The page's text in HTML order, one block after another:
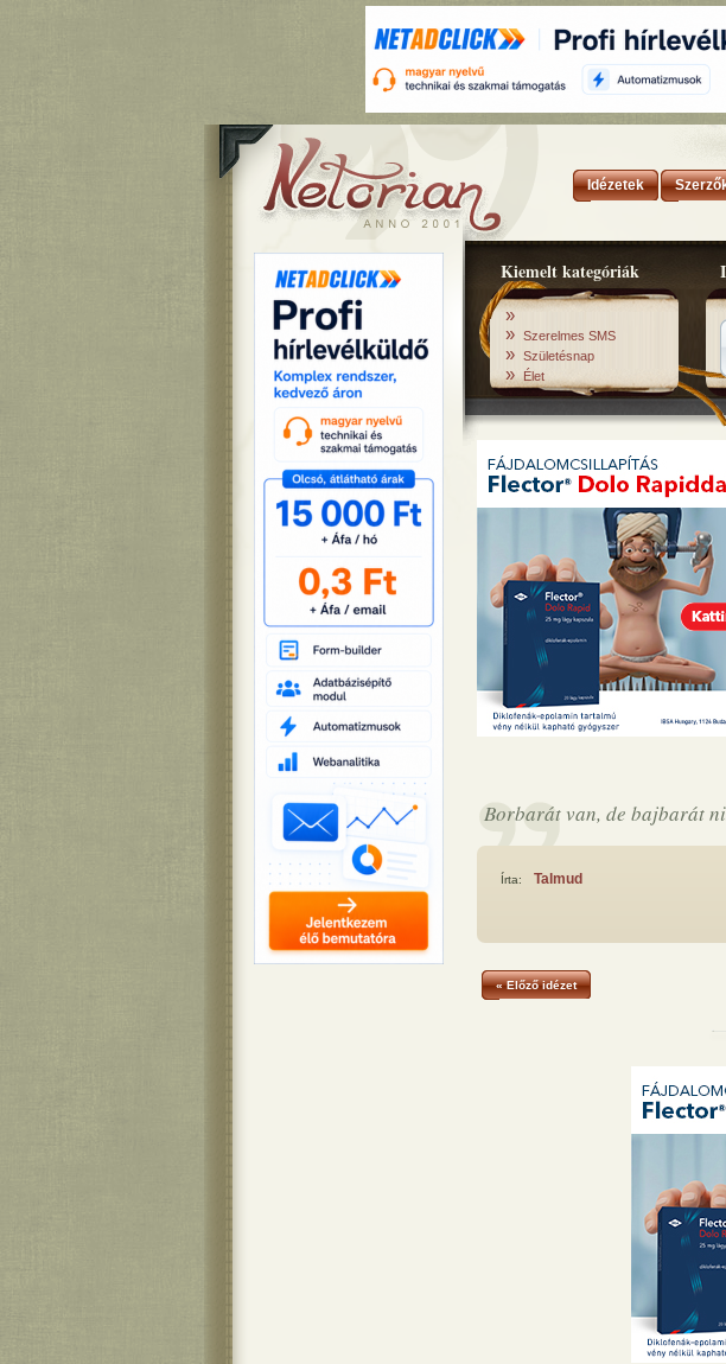
Idézetek
Kiemelt kategóriák
»
» Szerelmes SMS
» Születésnap
» Élet
Borbarát van, de bajbarát
Írta: Talmud
« Előző idézet